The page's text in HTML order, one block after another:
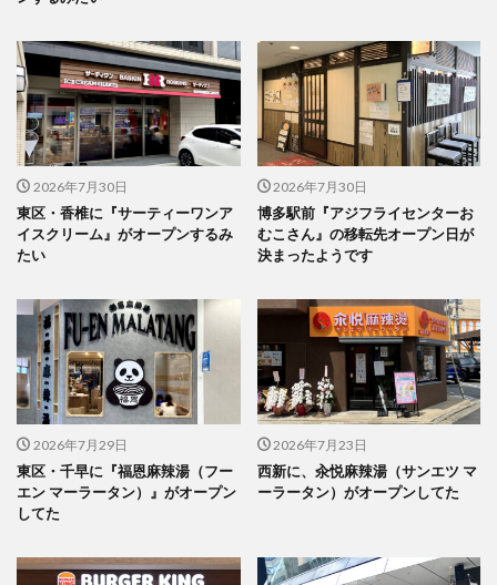
2026年7月30日
東区・香椎に『サーティーワンア
イスクリーム』がオープンするみ
たい
2026年7月30日
博多駅前『アジフライセンターお
むこさん』の移転先オープン日が
決まったようです
2026年7月29日
東区・千早に『福恩麻辣湯（フー
エン マーラータン）』がオープン
してた
2026年7月23日
西新に、汆悦麻辣湯（サンエツ マ
ーラータン）がオープンしてた